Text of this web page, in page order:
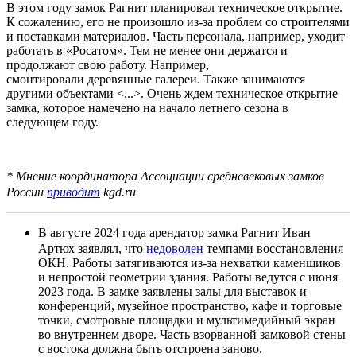
В этом году замок Рагнит планировал техническое открытие.
К сожалению, его не произошло из-за проблем со строителями
и поставками материалов. Часть персонала, например, уходит
работать в «Росатом». Тем не менее они держатся и
продолжают свою работу. Например,
смонтировали деревянные галереи. Также занимаются
другими объектами <...>. Очень ждем техническое открытие
замка, которое намечено на начало летнего сезона в
следующем году.
* Мнение координатора Ассоциации средневековых замков
России приводит kgd.ru
В августе 2024 года арендатор замка Рагнит Иван
Артюх заявлял, что недоволен темпами восстановления
ОКН. Работы затягиваются из-за нехватки каменщиков
и непростой геометрии здания. Работы ведутся с июня
2023 года. В замке заявлены залы для выставок и
конференций, музейное пространство, кафе и торговые
точки, смотровые площадки и мультимедийный экран
во внутреннем дворе. Часть взорванной замковой стены
с востока должна быть отстроена заново.